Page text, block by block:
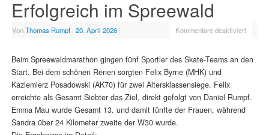
Erfolgreich im Spreewald
VonThomas Rumpf | 20. April 2026 | Kommentare deaktiviert
Beim Spreewaldmarathon gingen fünf Sportler des Skate-Teams an den
Start. Bei dem schönen Renen sorgten Felix Byrne (MHK) und
Kaziemierz Posadowski (AK70) für zwei Altersklassensiege. Felix
erreichte als Gesamt Siebter das Ziel, direkt gefolgt von Daniel Rumpf.
Emma Mau wurde Gesamt 13. und damit fünfte der Frauen, während
Sandra über 24 Kilometer zweite der W30 wurde.